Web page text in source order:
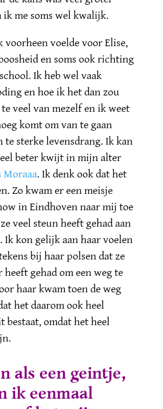
ik me soms wel kwalijk.
voelde voor Elise,
en soms ook richting
Ik heb wel vaak
en hoe ik het dan zou
veel van mezelf en ik weet
komt om van te gaan
te sterke levensdrang. Ik kan
beter kwijt in mijn alter
Moraaa. Ik denk ook dat het
Zo kwam er een meisje
in Eindhoven naar mij toe
veel steun heeft gehad aan
Ik kon gelijk aan haar voelen
bij haar polsen dat ze
gehad om een weg te
haar kwam toen de weg
het daarom ook heel
bestaat, omdat het heel
als een geintje,
ik eenmaal